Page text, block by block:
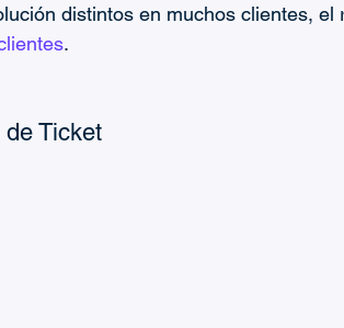
distintos en muchos clientes, el
.
Ticket